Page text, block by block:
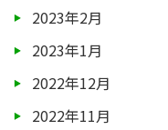
2023年2月
2023年1月
2022年12月
2022年11月